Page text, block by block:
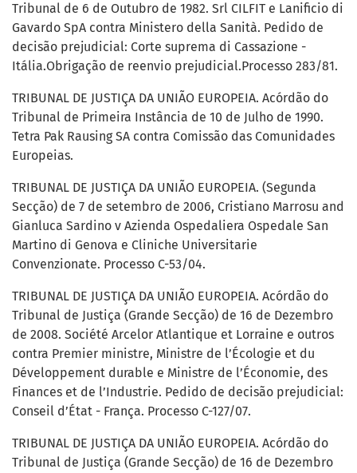
Tribunal de 6 de Outubro de 1982. Srl CILFIT e Lanificio di
Gavardo SpA contra Ministero della Sanità. Pedido de
decisão prejudicial: Corte suprema di Cassazione -
Itália.Obrigação de reenvio prejudicial.Processo 283/81.
TRIBUNAL DE JUSTIÇA DA UNIÃO EUROPEIA. Acórdão do
Tribunal de Primeira Instância de 10 de Julho de 1990.
Tetra Pak Rausing SA contra Comissão das Comunidades
Europeias.
TRIBUNAL DE JUSTIÇA DA UNIÃO EUROPEIA. (Segunda
Secção) de 7 de setembro de 2006, Cristiano Marrosu and
Gianluca Sardino v Azienda Ospedaliera Ospedale San
Martino di Genova e Cliniche Universitarie
Convenzionate. Processo C-53/04.
TRIBUNAL DE JUSTIÇA DA UNIÃO EUROPEIA. Acórdão do
Tribunal de Justiça (Grande Secção) de 16 de Dezembro
de 2008. Société Arcelor Atlantique et Lorraine e outros
contra Premier ministre, Ministre de l’Écologie et du
Développement durable e Ministre de l’Économie, des
Finances et de l’Industrie. Pedido de decisão prejudicial:
Conseil d’État - França. Processo C-127/07.
TRIBUNAL DE JUSTIÇA DA UNIÃO EUROPEIA. Acórdão do
Tribunal de Justiça (Grande Secção) de 16 de Dezembro